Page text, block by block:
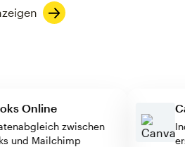
Online
zwischen
und Mailchimp